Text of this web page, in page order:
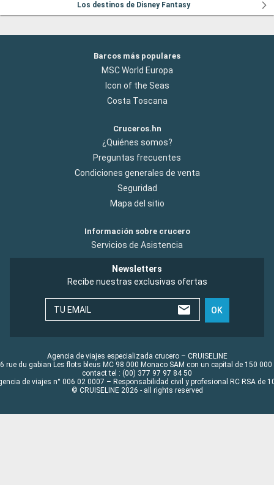
Los destinos de Disney Fantasy
Barcos más populares
MSC World Europa
Icon of the Seas
Costa Toscana
Cruceros.hn
¿Quiénes somos?
Preguntas frecuentes
Condiciones generales de venta
Seguridad
Mapa del sitio
Información sobre crucero
Servicios de Asistencia
Newsletters
Recibe nuestras exclusivas ofertas
TU EMAIL OK
Agencia de viajes especializada crucero – CRUISELINE
rue du gabian Les flots bleus MC 98 000 Monaco SAM con un capital de 150 000
contact tel : (00) 377 97 97 84 50
de viajes n° 006 02 0007 – Responsabilidad civil y profesional RC RSA de
© CRUISELINE 2026 - all rights reserved